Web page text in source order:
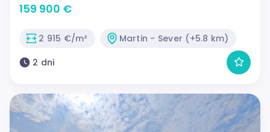
159 900 €
2 915 €/m²
Martin - Sever (+5.8 km)
2 dni